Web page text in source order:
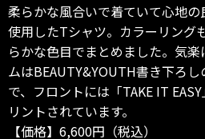
柔らかな風合いで着ていて心地
使用したTシャツ。カラーリング
らかな色目でまとめました。気
ムはBEAUTY&YOUTH書き下ろ
で、フロントには「TAKE IT
リントされています。
【価格】6,600円（税込）